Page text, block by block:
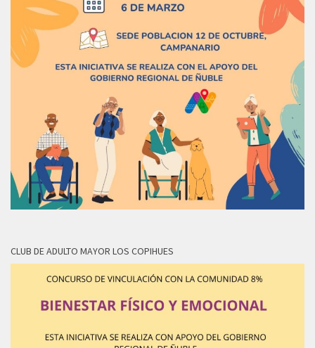
CLUB DE ADULTO MAYOR LOS COPIHUES